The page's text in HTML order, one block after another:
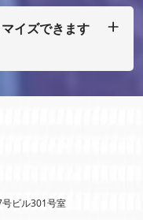
を支払う必要がありま
イズできます
ビル301号室